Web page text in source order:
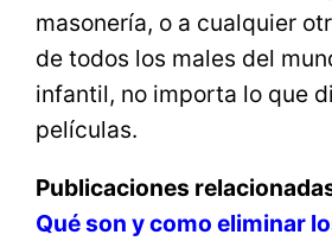
masonería, o a cualquier
de todos los males del
infantil, no importa lo que
películas.
Publicaciones
Qué son y como eliminar